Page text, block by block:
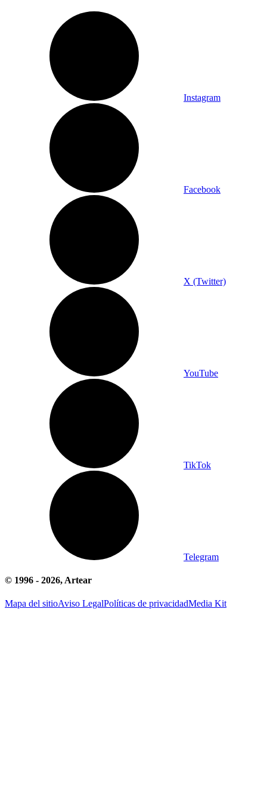
Instagram
Facebook
X (Twitter)
YouTube
TikTok
Telegram
© 1996 - 2026, Artear
Mapa del sitioAviso LegalPolíticas de privacidadMedia Kit